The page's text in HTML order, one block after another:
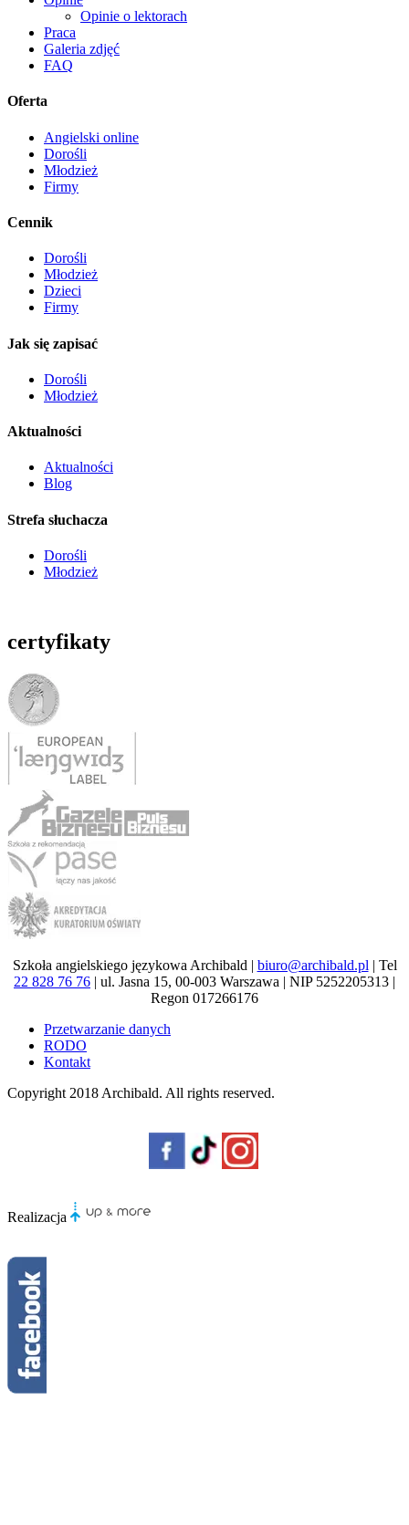
Opinie o lektorach
Praca
Galeria zdjęć
FAQ
Oferta
Angielski online
Dorośli
Młodzież
Firmy
Cennik
Dorośli
Młodzież
Dzieci
Firmy
Jak się zapisać
Dorośli
Młodzież
Aktualności
Aktualności
Blog
Strefa słuchacza
Dorośli
Młodzież
certyfikaty
Szkoła angielskiego językowa Archibald | biuro@archibald.pl | Tel
22 828 76 76 | ul. Jasna 15, 00-003 Warszawa | NIP 5252205313 |
Regon 017266176
Przetwarzanie danych
RODO
Kontakt
Copyright 2018 Archibald. All rights reserved.
Realizacja